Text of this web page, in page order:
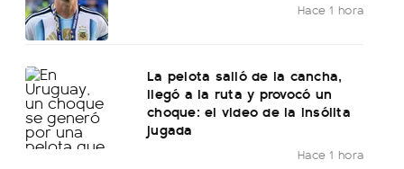
Hace 1 hora
La pelota salió de la cancha,
llegó a la ruta y provocó un
choque: el video de la insólita
jugada
Hace 1 hora